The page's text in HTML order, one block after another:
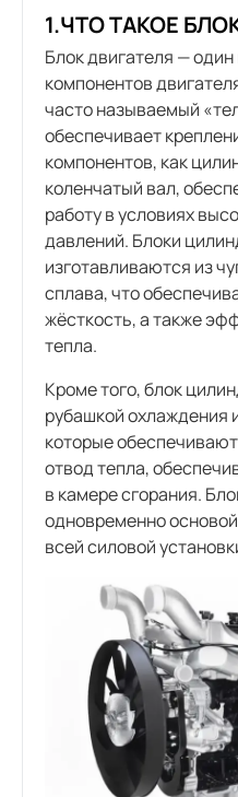
1.ЧТО ТАКОЕ
Блок двигателя —
компонентов
часто называемый
обеспечивает
компонентов, как
коленчатый вал,
работу в условиях
давлений. Блоки
изготавливаются из
сплава, что
жёсткость, а также
тепла.
Кроме того, блок
рубашкой охлаждения
которые
отвод тепла,
в камере сгорания.
одновременно
всей силовой